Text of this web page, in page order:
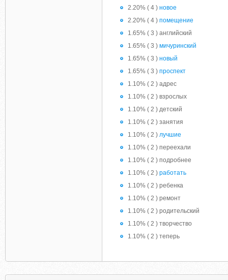
2.20% ( 4 ) новое
2.20% ( 4 ) помещение
1.65% ( 3 ) английский
1.65% ( 3 ) мичуринский
1.65% ( 3 ) новый
1.65% ( 3 ) проспект
1.10% ( 2 ) адрес
1.10% ( 2 ) взрослых
1.10% ( 2 ) детский
1.10% ( 2 ) занятия
1.10% ( 2 ) лучшие
1.10% ( 2 ) переехали
1.10% ( 2 ) подробнее
1.10% ( 2 ) работать
1.10% ( 2 ) ребенка
1.10% ( 2 ) ремонт
1.10% ( 2 ) родительский
1.10% ( 2 ) творчество
1.10% ( 2 ) теперь